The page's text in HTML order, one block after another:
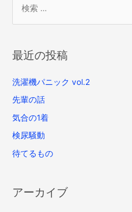
最近の投稿
洗濯機パニック vol.2
先輩の話
気合の1着
検尿騒動
待てるもの
アーカイブ